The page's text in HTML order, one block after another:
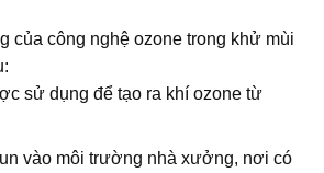
của công nghệ ozone trong khử mùi
sử dụng để tạo ra khí ozone từ
vào môi trường nhà xưởng, nơi có